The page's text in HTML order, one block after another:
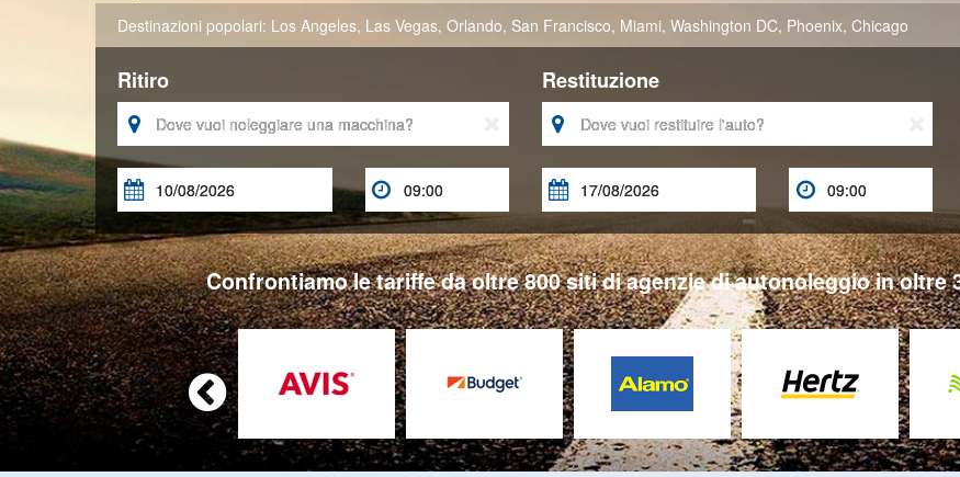
Destinazioni popolari: Los Angeles, Las Vegas, Orlando, San Francisco, Miami, Washington DC, Phoenix, Chicago
Ritiro

 
Restituzione

 
Confrontiamo le tariffe da oltre 800 siti di agenzie di autonoleggio in oltre
